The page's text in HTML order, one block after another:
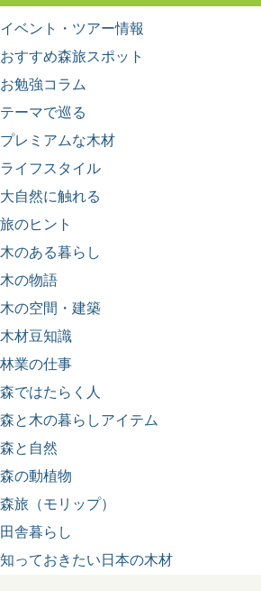
イベント・ツアー情報
おすすめ森旅スポット
お勉強コラム
テーマで巡る
プレミアムな木材
ライフスタイル
大自然に触れる
旅のヒント
木のある暮らし
木の物語
木の空間・建築
木材豆知識
林業の仕事
森ではたらく人
森と木の暮らしアイテム
森と自然
森の動植物
森旅（モリップ）
田舎暮らし
知っておきたい日本の木材